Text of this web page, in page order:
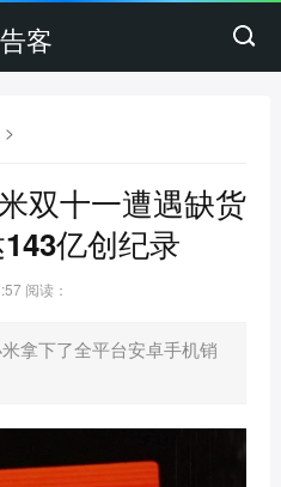
客
>
双十一遭遇缺货
亿创纪录
阅读：
拿下了全平台安卓手机销